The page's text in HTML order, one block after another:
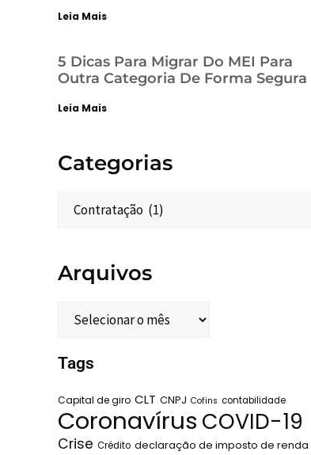
Leia Mais
5 Dicas Para Migrar Do MEI Para
Outra Categoria De Forma Segura
Leia Mais
Categorias
Arquivos
Tags
Capital de giro CLT CNPJ Cofins contabilidade
Coronavírus COVID-19
Crise Crédito declaração de imposto de renda